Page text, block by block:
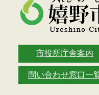
市役所庁舎案内
問い合わせ窓口一